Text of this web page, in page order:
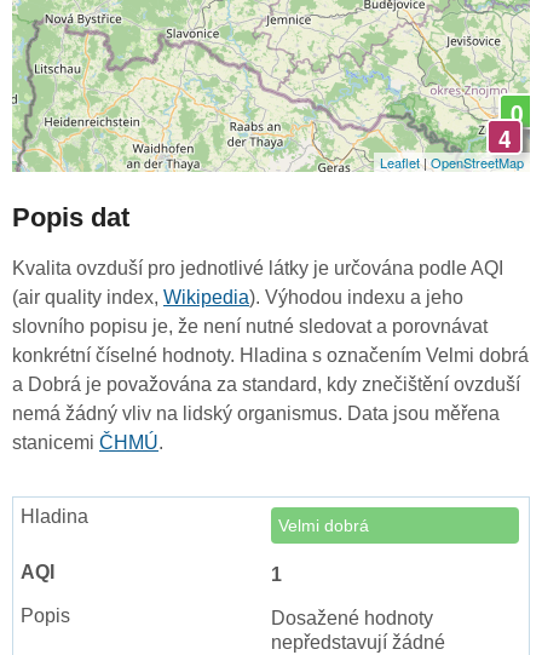
4
0
Leaflet|OpenStreetMap
Popis dat
Kvalita ovzduší pro jednotlivé látky je určována podle AQI
(air quality index, Wikipedia). Výhodou indexu a jeho
slovního popisu je, že není nutné sledovat a porovnávat
konkrétní číselné hodnoty. Hladina s označením Velmi dobrá
a Dobrá je považována za standard, kdy znečištění ovzduší
nemá žádný vliv na lidský organismus. Data jsou měřena
stanicemi ČHMÚ.
Velmi dobrá
1
Dosažené hodnoty
nepředstavují žádné